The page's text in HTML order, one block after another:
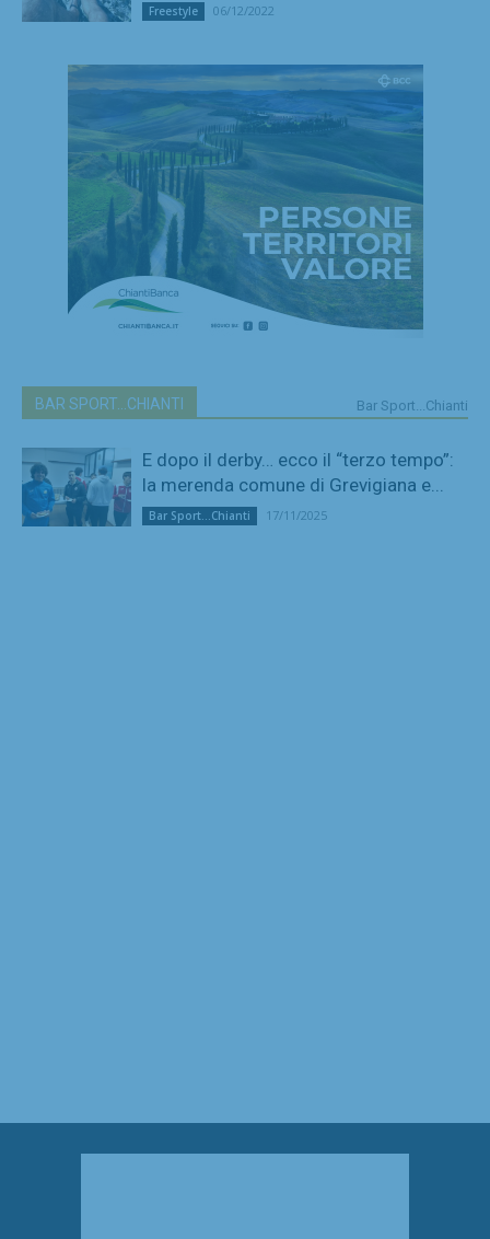
Freestyle 06/12/2022
BAR SPORT...CHIANTI Bar Sport...Chianti
E dopo il derby… ecco il “terzo tempo”:
la merenda comune di Grevigiana e...
Bar Sport...Chianti 17/11/2025